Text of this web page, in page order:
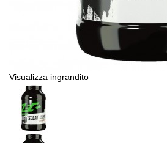
Visualizza ingrandito